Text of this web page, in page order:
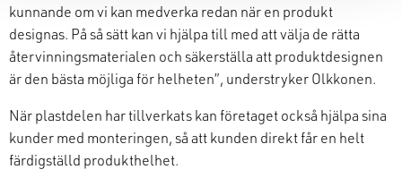
kunnande om vi kan medverka redan nären produkt
designas. På så sätt kan vi hjälpa till med att välja de rätta
återvinningsmaterialen och säkerställa att produktdesignen
är den bästa möjliga för helheten”, understryker Olkkonen.
När plastdelen har tillverkats kan företaget också hjälpa sina
kunder med monteringen, så att kunden direkt får en helt
färdigställd produkthelhet.